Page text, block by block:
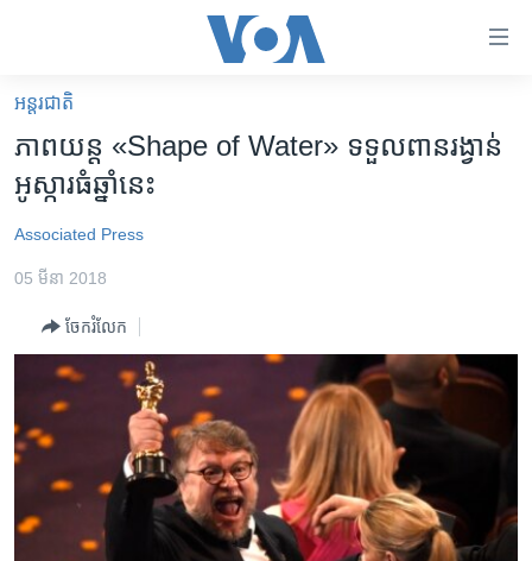
គេហទំព័រ​
ទាក់ទង
និង​
ទំព័រ​
និង​
ចូល​
រចនា
អាមេរិក
កម្ពុជាច្នៃប្រតិដ្ឋ
ព្រឹត្តិការណ៍ព័ត៌មាន
ទូរទស្សន៍ / វីដេអូ​
វិទ្យុ / ផតខាសថ៍
កម្មវិធីទាំងអស់
អន្តរជាតិ
ភាពយន្ត​ «Shape of Water» ទទួល​​ពាន​រង្វាន់​​
អូស្ការ​ធំ​ឆ្នាំ​នេះ
Associated Press
05 មីនា 2018
ចែករំលែក